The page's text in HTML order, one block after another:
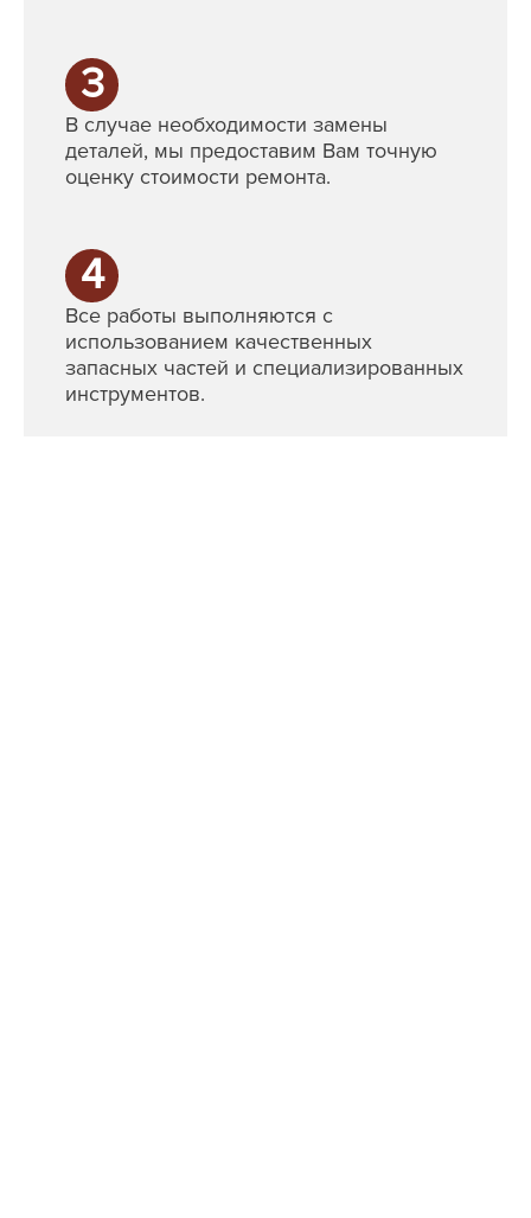
3
В случае необходимости замены
деталей, мы предоставим Вам точную
оценку стоимости ремонта.
4
Все работы выполняются с
использованием качественных
запасных частей и специализированных
инструментов.